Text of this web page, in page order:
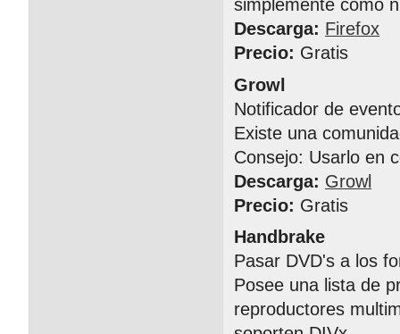
simplemente como
Descarga: Firefox
Precio: Gratis
Growl
Notificador de
Existe una
Consejo: Usarlo en
Descarga: Growl
Precio: Gratis
Handbrake
Pasar DVD's a los
Posee una lista de
reproductores